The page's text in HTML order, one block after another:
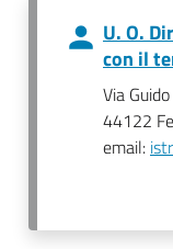
U. O.
con il
Via
44122
email: